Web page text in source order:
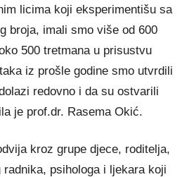
licima koji eksperimentišu sa
broja, imali smo više od 600
500 tretmana u prisustvu
iz prošle godine smo utvrdili
redovno i da su ostvarili
je prof.dr. Rasema Okić.
kroz grupe djece, roditelja,
psihologa i ljekara koji